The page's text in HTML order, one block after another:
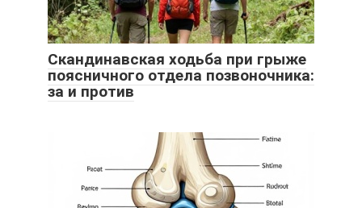
Скандинавская ходьба при грыже
поясничного отдела позвоночника:
за и против